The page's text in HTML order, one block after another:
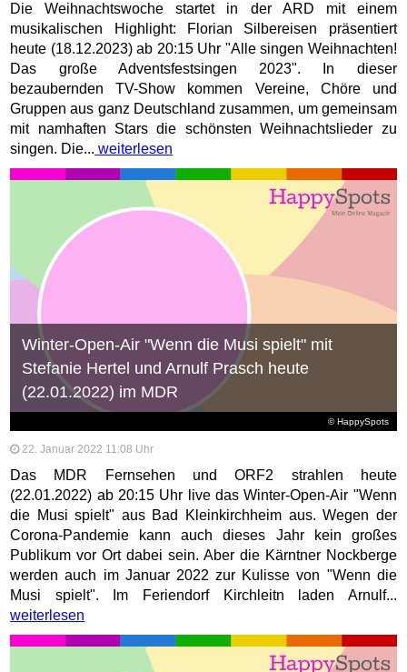
Die Weihnachtswoche startet in der ARD mit einem
musikalischen Highlight: Florian Silbereisen präsentiert
heute (18.12.2023) ab 20:15 Uhr "Alle singen Weihnachten!
Das große Adventsfestsingen 2023". In dieser
bezaubernden TV-Show kommen Vereine, Chöre und
Gruppen aus ganz Deutschland zusammen, um gemeinsam
mit namhaften Stars die schönsten Weihnachtslieder zu
singen. Die... weiterlesen
© HappySpots
Winter-Open-Air "Wenn die Musi spielt" mit
Stefanie Hertel und Arnulf Prasch heute
(22.01.2022) im MDR
22. Januar 2022 11:08 Uhr
Das MDR Fernsehen und ORF2 strahlen heute
(22.01.2022) ab 20:15 Uhr live das Winter-Open-Air "Wenn
die Musi spielt" aus Bad Kleinkirchheim aus. Wegen der
Corona-Pandemie kann auch dieses Jahr kein großes
Publikum vor Ort dabei sein. Aber die Kärntner Nockberge
werden auch im Januar 2022 zur Kulisse von "Wenn die
Musi spielt". Im Feriendorf Kirchleitn laden Arnulf...
weiterlesen